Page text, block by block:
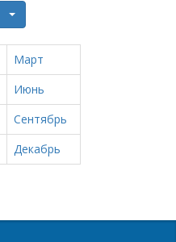
Март
Июнь
Сентябрь
Декабрь